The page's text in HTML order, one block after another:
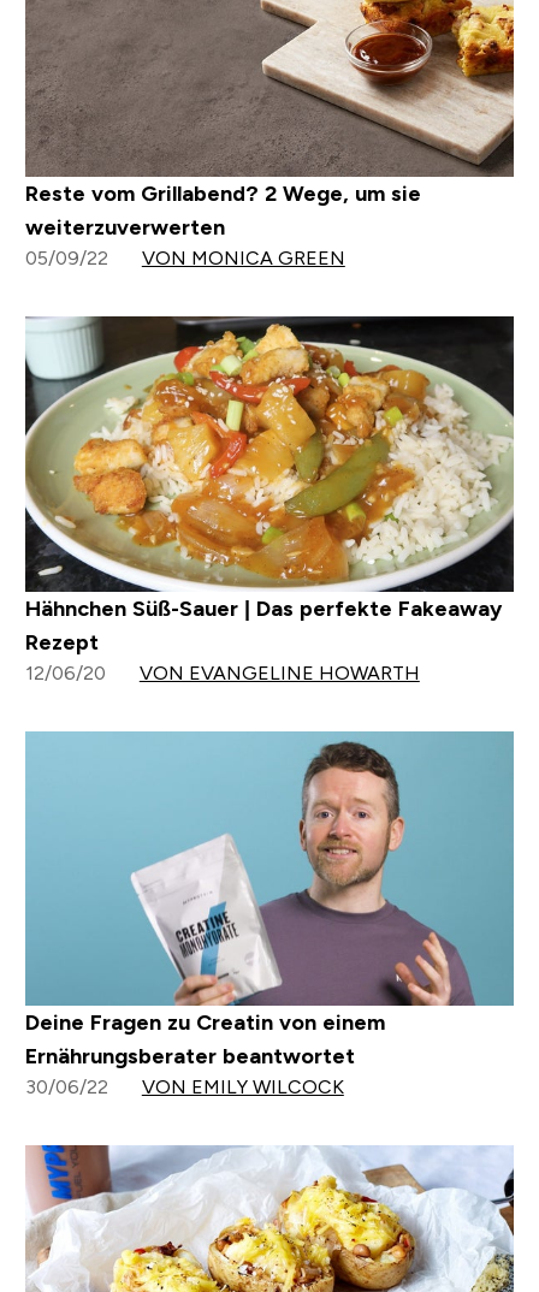
Reste vom Grillabend? 2 Wege, um sie
weiterzuverwerten
05/09/22 VON MONICA GREEN
Hähnchen Süß-Sauer | Das perfekte Fakeaway
Rezept
12/06/20 VON EVANGELINE HOWARTH
Deine Fragen zu Creatin von einem
Ernährungsberater beantwortet
30/06/22 VON EMILY WILCOCK